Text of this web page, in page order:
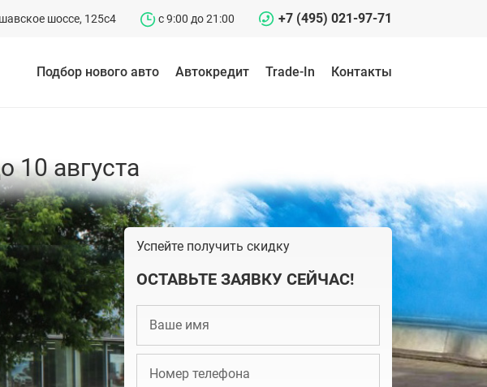
шоссе, 125с4 c 9:00 до 21:00 +7 (495) 021-97-71
Подбор нового авто Автокредит Trade-In Контакты
10 августа
Успейте получить скидку
ОСТАВЬТЕ ЗАЯВКУ СЕЙЧАС!